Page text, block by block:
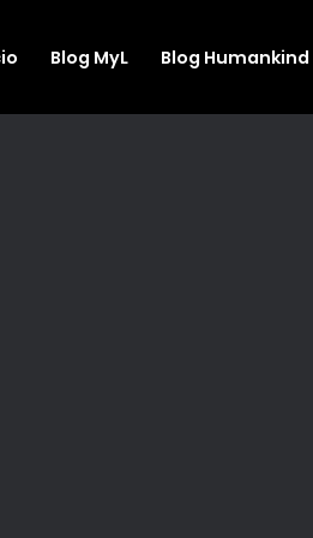
Blog MyL Blog Humankind